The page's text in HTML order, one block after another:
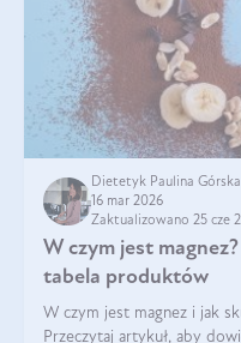
Dietetyk Paulina Górska
16 mar 2026
Zaktualizowano 25 cze
W czym jest
tabela produktów
W czym jest magnez i jak
Przeczytaj artykuł, aby